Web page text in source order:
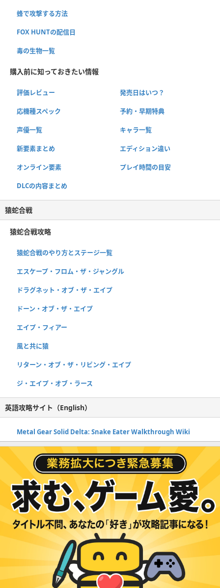
蜂で攻撃する方法
FOX HUNTの配信日
毒の生物一覧
購入前に知っておきたい情報
評価レビュー 発売日はいつ？
応機種スペック 予約・早期特典
声優一覧 キャラ一覧
新要素まとめ エディション違い
オンライン要素 プレイ時間の目安
DLCの内容まとめ
猿蛇合戦
猿蛇合戦攻略
猿蛇合戦のやり方とステージ一覧
エスケープ・フロム・ザ・ジャングル
ドラグネット・オブ・ザ・エイプ
ドーン・オブ・ザ・エイプ
エイプ・フィアー
風と共に猿
リターン・オブ・ザ・リビング・エイプ
ジ・エイプ・オブ・ラース
英語攻略サイト（English）
Metal Gear Solid Delta: Snake Eater Walkthrough Wiki